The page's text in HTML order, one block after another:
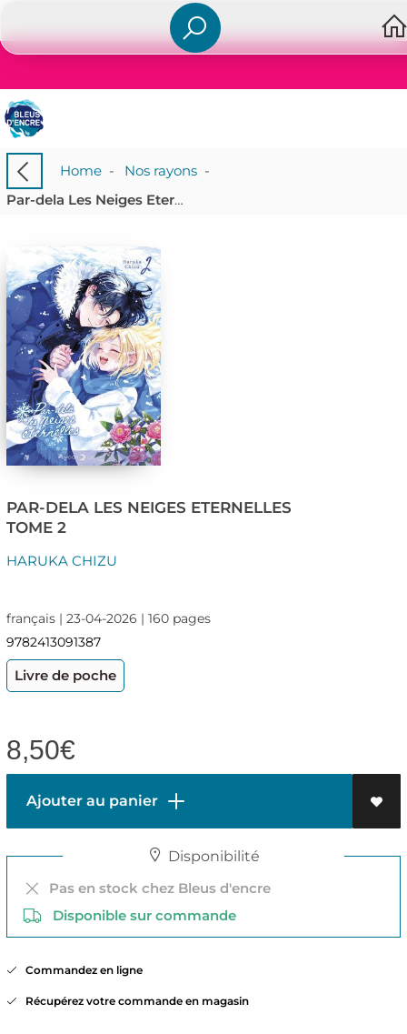
Home- Nos rayons-
Par-dela Les Neiges Eternelles Tome 2
PAR-DELA LES NEIGES ETERNELLES
TOME 2
HARUKA CHIZU
français | 23-04-2026 | 160 pages
9782413091387
Livre de poche
8,50€
Ajouter au panier
Disponibilité
Pas en stock chez Bleus d'encre
Disponible sur commande
Commandez en ligne
Récupérez votre commande en magasin